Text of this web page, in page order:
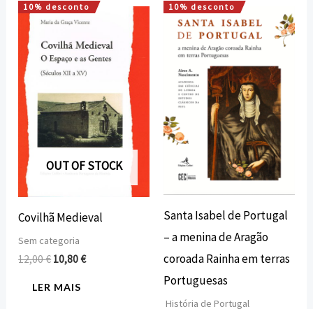
10% desconto
OUT OF STOCK
Covilhã Medieval
Sem categoria
12,00€
O
preço
original
era:
12,00 €.
10,80€
O
preço
atual
é:
10,80 €.
LER MAIS
10% desconto
Santa Isabel de Portugal
– a menina de Aragão
coroada Rainha em terras
Portuguesas
História de Portugal
O
preço
original
era:
15,00 €.
O
preço
atual
é:
13,50 €.